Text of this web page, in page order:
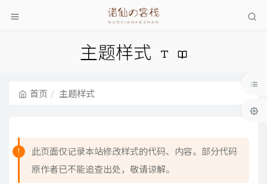
主题样式
首页 主题样式
此页面仅记录本站修改样式的代码、内容。部分代码
原作者已不能追查出处，敬请谅解。